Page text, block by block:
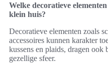
Welke decoratieve
klein huis?
Decoratieve elementen zoals
accessoires kunnen karakter
kussens en plaids, dragen ook
gezellige sfeer.